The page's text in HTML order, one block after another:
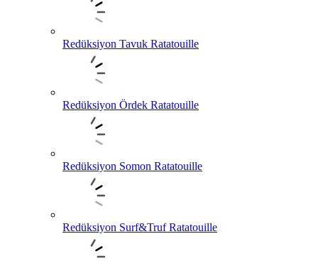
Redüksiyon Tavuk Ratatouille
Redüksiyon Ördek Ratatouille
Redüksiyon Somon Ratatouille
Redüksiyon Surf&Truf Ratatouille